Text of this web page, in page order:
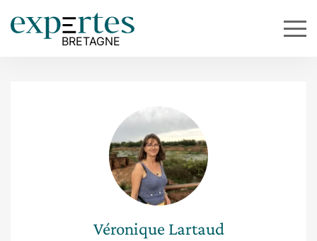
Véronique Lartaud